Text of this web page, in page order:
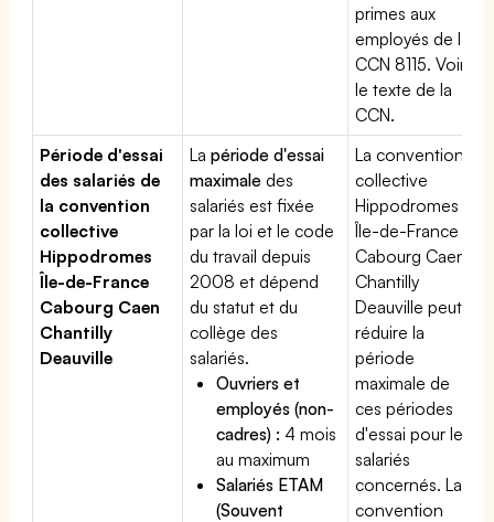
primes aux
employés de la
CCN 8115. Voir
le texte de la
CCN.
Période d'essai
des salariés de
la convention
collective
Hippodromes
Île-de-France
Cabourg Caen
Chantilly
Deauville
Lapériode d'essai
maximale des
salariés est fixée
par la loi et le code
du travail depuis
2008 et dépend
du statut et du
collège des
salariés.
Ouvriers et
employés (non-
cadres) : 4 mois
au maximum
Salariés ETAM
(Souvent
La convention
collective
Hippodromes
Île-de-France
Cabourg Caen
Chantilly
Deauville peut
réduire la
période
maximale de
ces périodes
d'essai pour les
salariés
concernés. La
convention